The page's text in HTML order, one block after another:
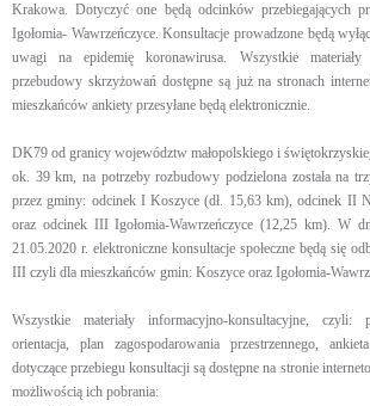
Krakowa. Dotyczyć one będą odcinków przebiegających
Igołomia- Wawrzeńczyce. Konsultacje prowadzone będą
uwagi na epidemię koronawirusa. Wszystkie
przebudowy skrzyżowań dostępne są już na stronach
mieszkańców ankiety przesyłane będą elektronicznie.
DK79 od granicy województw małopolskiego i
ok. 39 km, na potrzeby rozbudowy podzielona została na
przez gminy: odcinek I Koszyce (dł. 15,63 km), odcinek II
oraz odcinek III Igołomia-Wawrzeńczyce (12,25 km). W
21.05.2020 r. elektroniczne konsultacje społeczne będą się
III czyli dla mieszkańców gmin: Koszyce oraz Igołomia-
Wszystkie materiały informacyjno-konsultacyjne, czyli:
orientacja, plan zagospodarowania przestrzennego,
dotyczące przebiegu konsultacji są dostępne na stronie
możliwością ich pobrania: